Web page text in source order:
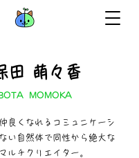
田 萌々香
MOMOKA
良くなれるコミュニケーシ
い自然体で同性から絶大な
ルチクリエイター。